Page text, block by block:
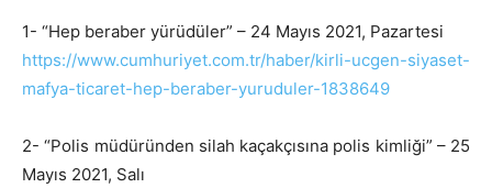
1- “Hep beraber yürüdüler” – 24 Mayıs 2021, Pazartesi
https://www.cumhuriyet.com.tr/haber/kirli-ucgen-siyaset-
mafya-ticaret-hep-beraber-yuruduler-1838649
2- “Polis müdüründen silah kaçakçısına polis kimliği” – 25
Mayıs 2021, Salı